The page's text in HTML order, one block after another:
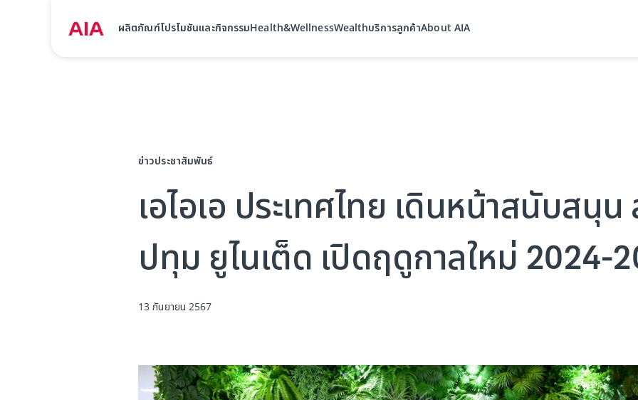
ผลิตภัณฑ์โปรโมชันและกิจกรรมHealth&WellnessWealthบริการลูกค้าAbout AIA
ข่าวประชาสัมพันธ์
เอไอเอ ประเทศไทย เดินหน้าสนับสนุ
ปทุม ยูไนเต็ด เปิดฤดูกาลใหม่ 2024-
13 กันยายน 2567